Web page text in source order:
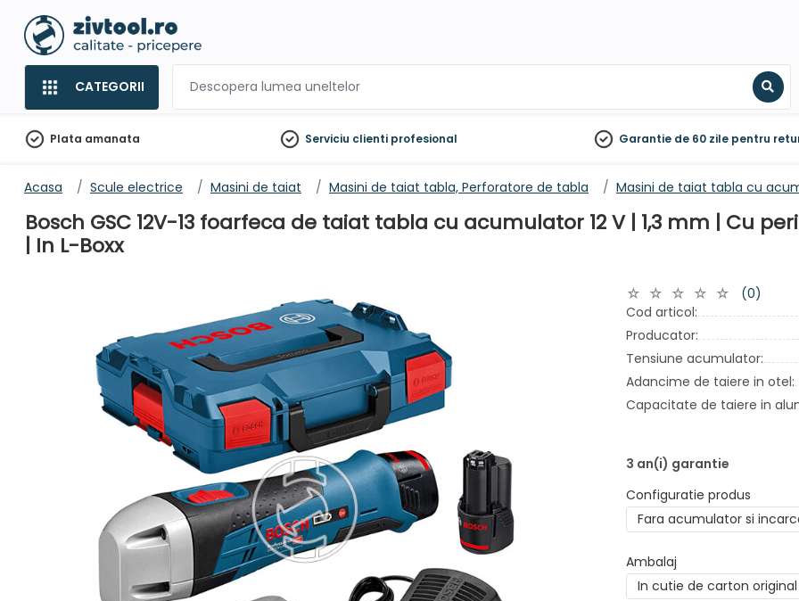
CATEGORII
Plata amanata Serviciu clienti profesional Garantie de 60 zile pentru
Acasa Scule electrice Masini de taiat Masini de taiat tabla, Perforatore de tabla Masini de taiat tabla cu
Bosch GSC 12V-13 foarfeca de taiat tabla cu acumulator 12 V | 1,3 mm | Cu
| In L-Boxx
(0)
Cod articol:
Producator:
Tensiune acumulator:
Adancime de taiere in otel:
Capacitate de taiere in
3 an(i) garantie
Configuratie produs
Fara acumulator si
Ambalaj
In cutie de carton original